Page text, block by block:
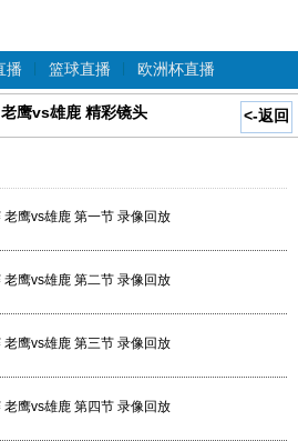
播 篮球直播 欧洲杯直播
<-返回
鹰vs雄鹿 精彩镜头
鹰vs雄鹿 第一节 录像回放
鹰vs雄鹿 第二节 录像回放
鹰vs雄鹿 第三节 录像回放
鹰vs雄鹿 第四节 录像回放